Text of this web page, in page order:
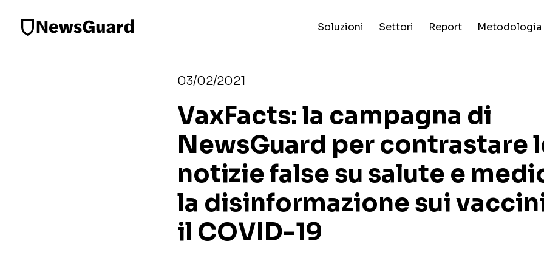
Soluzioni
NewsGuard
di
Claim
Settori
Tutti i
Report
Special
Metodologia
criteri di
03/02/2021
VaxFacts: la campagna di
NewsGuard per contrastare
notizie false su salute e
la disinformazione sui
il COVID-19